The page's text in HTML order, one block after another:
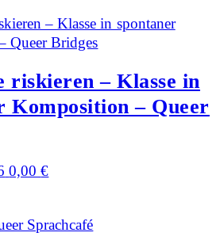
riskieren – Klasse in
Komposition – Queer
0,00€